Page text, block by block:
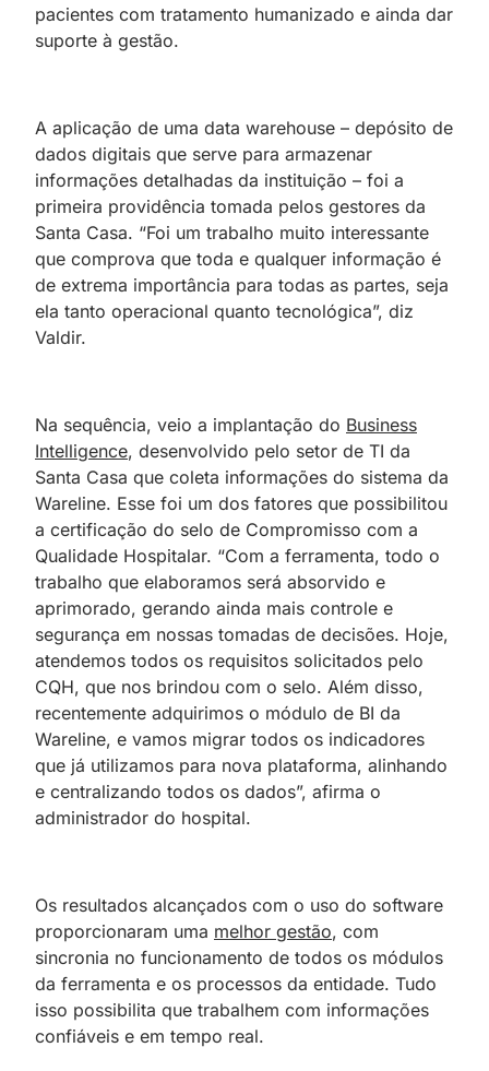
pacientes com tratamento humanizado e ainda dar
suporte à gestão.
A aplicação de uma data warehouse – depósito de
dados digitais que serve para armazenar
informações detalhadas da instituição – foi a
primeira providência tomada pelos gestores da
Santa Casa. “Foi um trabalho muito interessante
que comprova que toda e qualquer informação é
de extrema importância para todas as partes, seja
ela tanto operacional quanto tecnológica”, diz
Valdir.
Na sequência, veio a implantação do Business
Intelligence, desenvolvido pelo setor de TI da
Santa Casa que coleta informações do sistema da
Wareline. Esse foi um dos fatores que possibilitou
a certificação do selo de Compromisso com a
Qualidade Hospitalar. “Com a ferramenta, todo o
trabalho que elaboramos será absorvido e
aprimorado, gerando ainda mais controle e
segurança em nossas tomadas de decisões. Hoje,
atendemos todos os requisitos solicitados pelo
CQH, que nos brindou com o selo. Além disso,
recentemente adquirimos o módulo de BI da
Wareline, e vamos migrar todos os indicadores
que já utilizamos para nova plataforma, alinhando
e centralizando todos os dados”, afirma o
administrador do hospital.
Os resultados alcançados com o uso do software
proporcionaram uma melhor gestão, com
sincronia no funcionamento de todos os módulos
da ferramenta e os processos da entidade. Tudo
isso possibilita que trabalhem com informações
confiáveis e em tempo real.